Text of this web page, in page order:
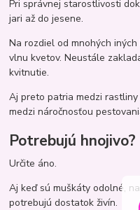
Pri správnej starostlivosti
jari až do jesene.
Na rozdiel od mnohých
vlnu kvetov. Neustále
kvitnutie.
Aj preto patria medzi
medzi náročnosťou
Potrebujú hnojivo?
Určite áno.
Aj keď sú muškáty odolné,
potrebujú dostatok živín.